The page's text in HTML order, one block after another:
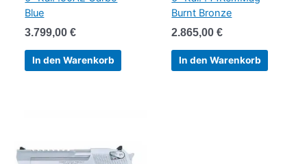
Blue
3.799,00€
In den Warenkorb
Burnt Bronze
2.865,00€
In den Warenkorb